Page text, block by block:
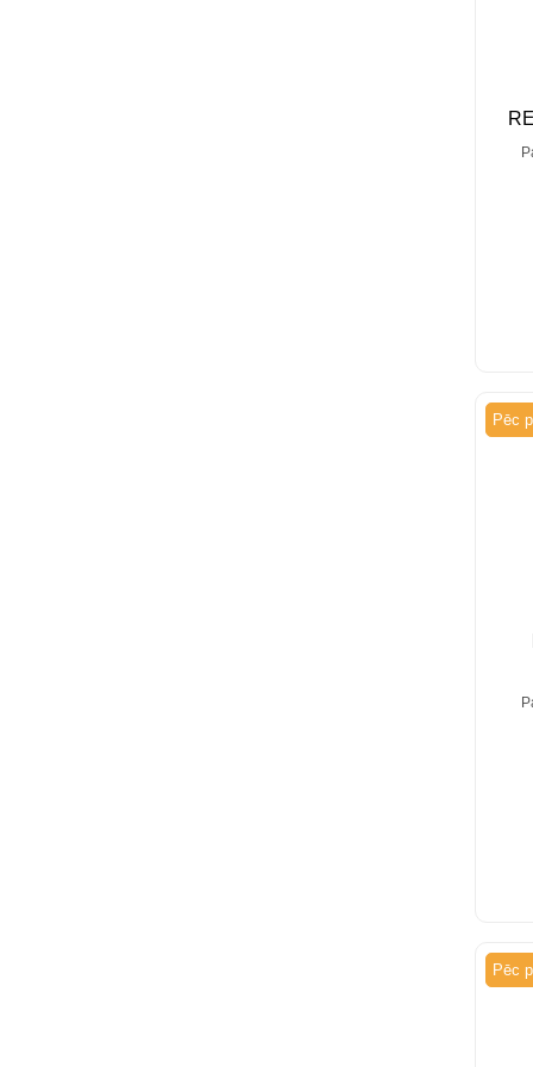
Pēc
Pēc